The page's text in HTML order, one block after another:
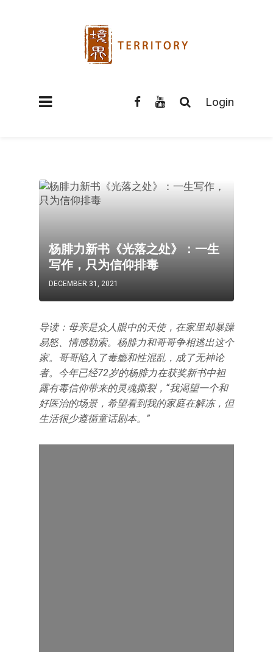
Login
杨腓力新书《光落之处》：一生
写作，只为信仰排毒
DECEMBER 31, 2021
导读：母亲是众人眼中的天使，在家里却暴躁
易怒、情感勒索。杨腓力和哥哥争相逃出这个
家。哥哥陷入了毒瘾和性混乱，成了无神论
者。今年已经72岁的杨腓力在获奖新书中袒
露有毒信仰带来的灵魂撕裂，“我渴望一个和
好医治的场景，希望看到我的家庭在解冻，但
生活很少遵循童话剧本。”